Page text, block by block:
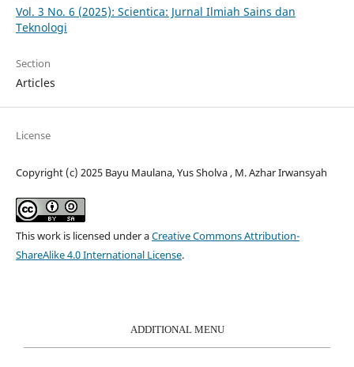
Vol. 3 No. 6 (2025): Scientica: Jurnal Ilmiah Sains dan
Teknologi
Section
Articles
License
Copyright (c) 2025 Bayu Maulana, Yus Sholva , M. Azhar Irwansyah
This work is licensed under aCreative Commons Attribution-
ShareAlike 4.0 International License.
ADDITIONAL MENU